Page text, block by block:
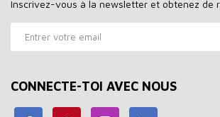
Inscrivez-vous à la newsletter et obtenez de
CONNECTE-TOI AVEC NOUS